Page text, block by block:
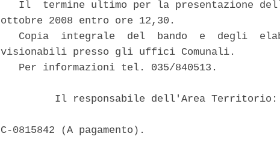
Il  termine ultimo per la presentazione
ottobre 2008 entro ore 12,30.
Copia  integrale  del  bando  e  degli
visionabili presso gli uffici Comunali.
   Per informazioni tel. 035/840513.
Il responsabile dell'Area